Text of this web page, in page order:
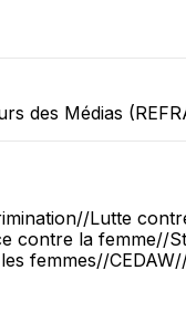
des Médias
Lutte
contre la femme//
femmes//